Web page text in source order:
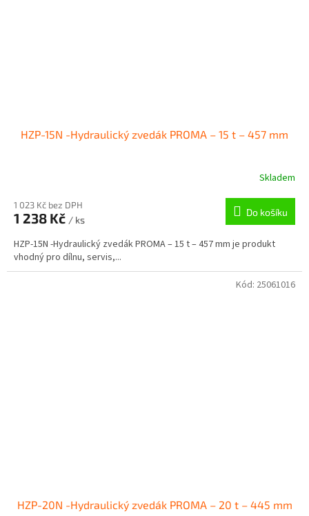
HZP-15N -Hydraulický zvedák PROMA – 15 t – 457 mm
Skladem
1 023 Kč bez DPH
1 238 Kč / ks
Do košíku
HZP-15N -Hydraulický zvedák PROMA – 15 t – 457 mm je produkt
vhodný pro dílnu, servis,...
HZP-20N -Hydraulický zvedák PROMA – 20 t – 445 mm
Kód: 25061016